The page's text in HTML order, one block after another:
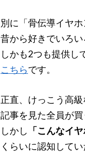
別に「骨伝導イヤ
昔から好きでいろい
しかも2つも提供し
こちらです。
正直、けっこう高
記事を見た全員が買
しかし
「こんなイ
くらいに認知して